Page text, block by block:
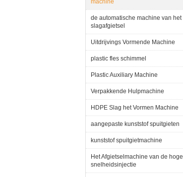
machine
de automatische machine van het
slagafgietsel
Uitdrijvings Vormende Machine
plastic fles schimmel
Plastic Auxiliary Machine
Verpakkende Hulpmachine
HDPE Slag het Vormen Machine
aangepaste kunststof spuitgieten
kunststof spuitgietmachine
Het Afgietselmachine van de hoge
snelheidsinjectie